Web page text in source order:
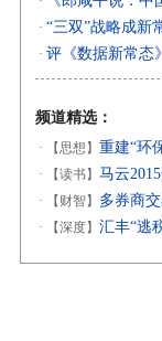
· “三双”战略成新
· 评《数据新常态》
频道精选：
· 【思想】 重建“环
·
【读书】 马云
·
【财智】 多券商
·
【深度】 汇丰“逃